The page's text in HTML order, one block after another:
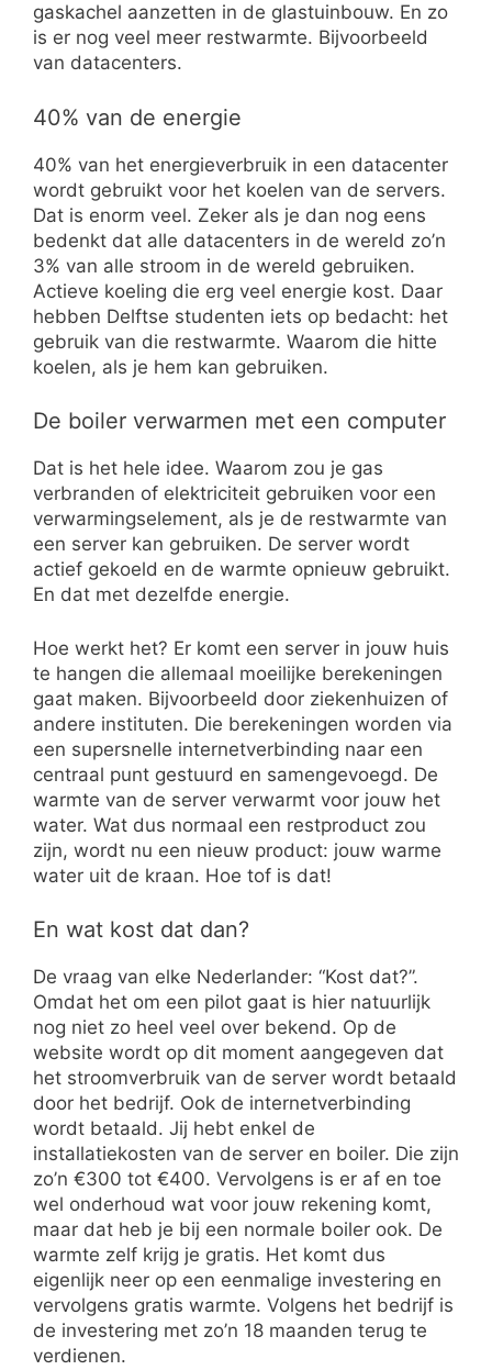
gaskachel aanzetten in de glastuinbouw. En zo
is er nog veel meer restwarmte. Bijvoorbeeld
van datacenters.
40% van de energie
40% van het energieverbruik in een datacenter
wordt gebruikt voor het koelen van de servers.
Dat is enorm veel. Zeker als je dan nog eens
bedenkt dat alle datacenters in de wereld zo’n
3% van alle stroom in de wereld gebruiken.
Actieve koeling die erg veel energie kost. Daar
hebben Delftse studenten iets op bedacht: het
gebruik van die restwarmte. Waarom die hitte
koelen, als je hem kan gebruiken.
De boiler verwarmen met een computer
Dat is het hele idee. Waarom zou je gas
verbranden of elektriciteit gebruiken voor een
verwarmingselement, als je de restwarmte van
een server kan gebruiken. De server wordt
actief gekoeld en de warmte opnieuw gebruikt.
En dat met dezelfde energie.
Hoe werkt het? Er komt een server in jouw huis
te hangen die allemaal moeilijke berekeningen
gaat maken. Bijvoorbeeld door ziekenhuizen of
andere instituten. Die berekeningen worden via
een supersnelle internetverbinding naar een
centraal punt gestuurd en samengevoegd. De
warmte van de server verwarmt voor jouw het
water. Wat dus normaal een restproduct zou
zijn, wordt nu een nieuw product: jouw warme
water uit de kraan. Hoe tof is dat!
En wat kost dat dan?
De vraag van elke Nederlander: “Kost dat?”.
Omdat het om een pilot gaat is hier natuurlijk
nog niet zo heel veel over bekend. Op de
website wordt op dit moment aangegeven dat
het stroomverbruik van de server wordt betaald
door het bedrijf. Ook de internetverbinding
wordt betaald. Jij hebt enkel de
installatiekosten van de server en boiler. Die zijn
zo’n €300 tot €400. Vervolgens is er af en toe
wel onderhoud wat voor jouw rekening komt,
maar dat heb je bij een normale boiler ook. De
warmte zelf krijg je gratis. Het komt dus
eigenlijk neer op een eenmalige investering en
vervolgens gratis warmte. Volgens het bedrijf is
de investering met zo’n 18 maanden terug te
verdienen.